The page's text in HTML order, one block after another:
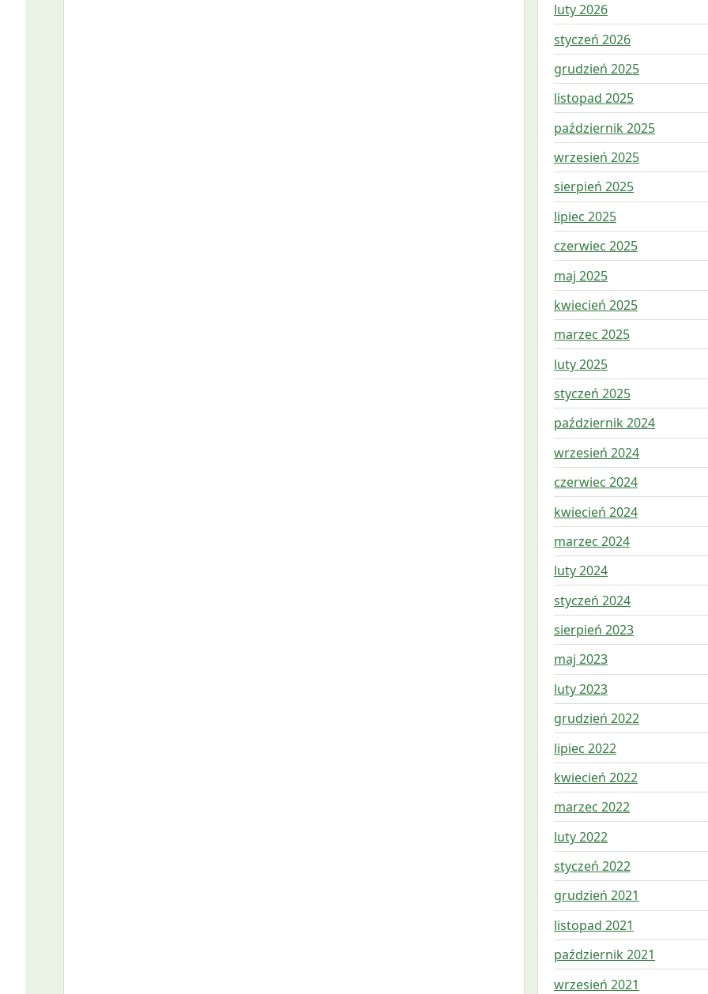
luty 2026
styczeń 2026
grudzień 2025
listopad 2025
październik 2025
wrzesień 2025
sierpień 2025
lipiec 2025
czerwiec 2025
maj 2025
kwiecień 2025
marzec 2025
luty 2025
styczeń 2025
październik 2024
wrzesień 2024
czerwiec 2024
kwiecień 2024
marzec 2024
luty 2024
styczeń 2024
sierpień 2023
maj 2023
luty 2023
grudzień 2022
lipiec 2022
kwiecień 2022
marzec 2022
luty 2022
styczeń 2022
grudzień 2021
listopad 2021
październik 2021
wrzesień 2021